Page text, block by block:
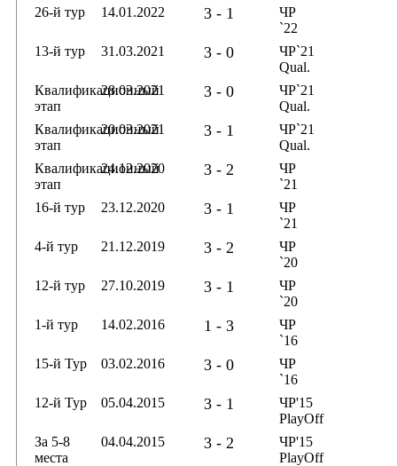
26-й тур
14.01.2022 3 - 1
ЧР
`22
13-й тур
31.03.2021 3 - 0
ЧР`21
Qual.
Квалификационный
этап
28.03.2021 3 - 0
ЧР`21
Qual.
Квалификационный
этап
20.03.2021 3 - 1
ЧР`21
Qual.
Квалификационный
этап
24.12.2020 3 - 2
ЧР
`21
16-й тур
23.12.2020 3 - 1
ЧР
`21
4-й тур
21.12.2019 3 - 2
ЧР
`20
12-й тур
27.10.2019 3 - 1
ЧР
`20
1-й тур
14.02.2016 1 - 3
ЧР
`16
15-й Тур
03.02.2016 3 - 0
ЧР
`16
12-й Тур
05.04.2015 3 - 1
ЧР'15
PlayOff
За 5-8
места
04.04.2015 3 - 2
ЧР'15
PlayOff